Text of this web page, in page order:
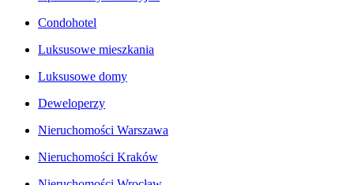
Condohotel
Luksusowe mieszkania
Luksusowe domy
Deweloperzy
Nieruchomości Warszawa
Nieruchomości Kraków